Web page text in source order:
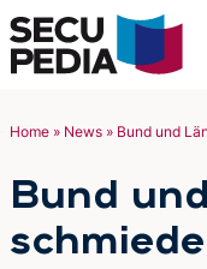
Home » News » Bund und
Bund